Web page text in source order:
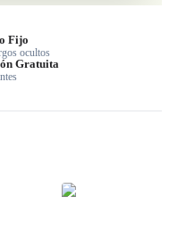
Fijo
ocultos
Gratuita